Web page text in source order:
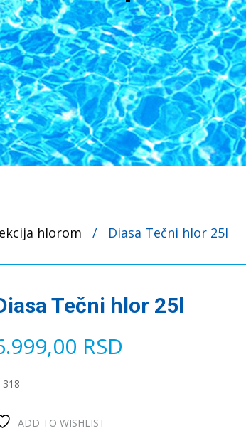
hlorom / Diasa Tečni hlor 25l
Tečni hlor 25l
RSD
318
ADD TO WISHLIST